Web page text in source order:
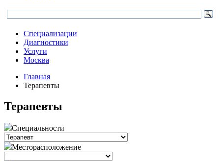
Специализации
Диагностики
Услуги
Москва
Главная
Терапевты
Терапевты
Специальности
Месторасположение